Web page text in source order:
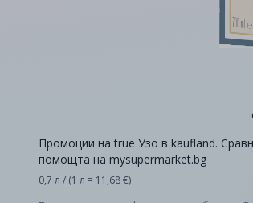
Промоции на true Узо в kaufland.
помощта на mysupermarket.bg
0,7 л / (1 л = 11,68 €)